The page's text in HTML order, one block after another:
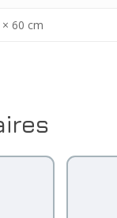
60 cm